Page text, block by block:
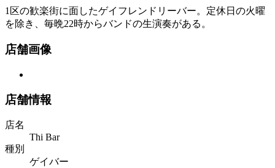
1区の歓楽街に面したゲイフレンドリーバー。定休日の火曜
を除き、毎晩22時からバンドの生演奏がある。
店舗画像
店舗情報
店名
Thi Bar
種別
ゲイバー